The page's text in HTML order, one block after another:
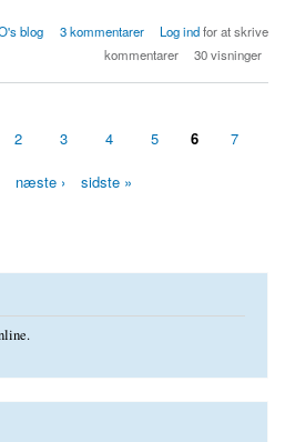
blog 3 kommentarer Log indfor at skrive
kommentarer
30 visninger
2 3 4 5 6 7
næste › sidste »